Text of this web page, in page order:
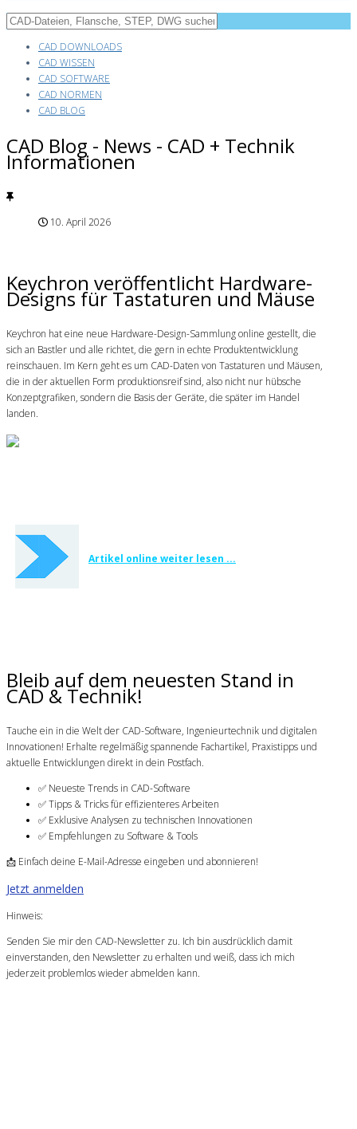
CAD DOWNLOADS
CAD WISSEN
CAD SOFTWARE
CAD NORMEN
CAD BLOG
CAD Blog - News - CAD + Technik
Informationen
10. April 2026
Keychron veröffentlicht Hardware-
Designs für Tastaturen und Mäuse
Keychron hat eine neue Hardware-Design-Sammlung online gestellt, die
sich an Bastler und alle richtet, die gern in echte Produktentwicklung
reinschauen. Im Kern geht es um CAD-Daten von Tastaturen und Mäusen,
die in der aktuellen Form produktionsreif sind, also nicht nur hübsche
Konzeptgrafiken, sondern die Basis der Geräte, die später im Handel
landen.
Artikel online weiter lesen ...
Bleib auf dem neuesten Stand in
CAD & Technik!
Tauche ein in die Welt der CAD-Software, Ingenieurtechnik und digitalen
Innovationen! Erhalte regelmäßig spannende Fachartikel, Praxistipps und
aktuelle Entwicklungen direkt in dein Postfach.
✅ Neueste Trends in CAD-Software
✅ Tipps & Tricks für effizienteres Arbeiten
✅ Exklusive Analysen zu technischen Innovationen
✅ Empfehlungen zu Software & Tools
📩 Einfach deine E-Mail-Adresse eingeben und abonnieren!
Jetzt anmelden
Hinweis:
Senden Sie mir den CAD-Newsletter zu. Ich bin ausdrücklich damit
einverstanden, den Newsletter zu erhalten und weiß, dass ich mich
jederzeit problemlos wieder abmelden kann.